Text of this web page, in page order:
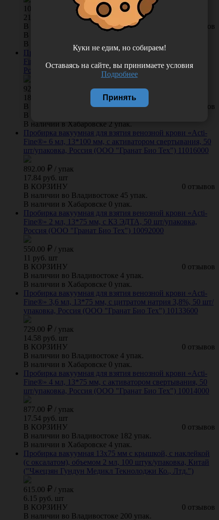
1073.00
упак
21.46 руб. шт
0 отзывов
В КОРЗИНУ
В наличии во Владивостоке 15 упак.
В наличии в Хабаровске 0 упак.
Пробирка вакуумная для взятия венозной крови «Acti-
Fine®» 9 мл, 16*100 мм, без добавок, 50 шт/упаковка,
Россия (ООО "Гранат Био Тех") 12199000
929.00
18.58 руб. шт
0 отзывов
В КОРЗИНУ
В наличии во Владивостоке 26 упак.
В наличии в Хабаровске 2 упак.
Пробирка вакуумная для взятия венозной крови «Acti-
Fine®» 6 мл, 13*100 мм, с активатором свертывания, 50
шт/упаковка, Россия (ООО "Гранат Био Тех") 11016000
892.00 / упак
17.84 руб. шт
0 отзывов
В КОРЗИНУ
В наличии во Владивостоке 45 упак.
В наличии в Хабаровске 0 упак.
Пробирка вакуумная для взятия венозной крови «Acti-
Fine®» 2 мл, 13*75 мм, с К3 ЭДТА, 50 шт/упаковка,
Россия (ООО "Гранат Био Тех") 10092000
550.00 / упак
11 руб. шт
0 отзывов
В КОРЗИНУ
В наличии во Владивостоке 4 упак.
В наличии в Хабаровске 0 упак.
Пробирка вакуумная для взятия венозной крови «Acti-
Fine®» 3,6 мл, 13*75 мм, с цитратом натрия 3,8%, 50 шт/
упаковка, Россия (ООО "Гранат Био Тех") 10133600
729.00 / упак
14.58 руб. шт
0 отзывов
В КОРЗИНУ
В наличии во Владивостоке 4 упак.
В наличии в Хабаровске 0 упак.
Пробирка вакуумная для взятия венозной крови «Acti-
Fine®» 4 мл, 13*75 мм, с активатором свертывания, 50
шт/упаковка, Россия (ООО "Гранат Био Тех") 10014000
877.00 / упак
17.54 руб. шт
0 отзывов
В КОРЗИНУ
В наличии во Владивостоке 182 упак.
В наличии в Хабаровске 4 упак.
Пробирка вакуумная 13х75 мм с крышкой, с наклейкой
(с оксалатом), объемом 2 мл, 100 штук/упаковка, Китай
("Чжецзян Гундун Медикл Текнолоджи Ко., Лтд.")
615.00 / упак
6.15 руб. шт
0 отзывов
В КОРЗИНУ
В наличии во Владивостоке 200 упак.
Куки не едим, но собираем!
Оставаясь на сайте, вы принимаете условия
Подробнее
Принять